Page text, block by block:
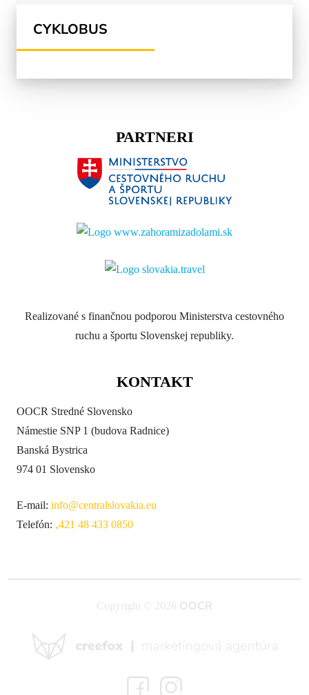
CYKLOBUS
PARTNERI
Realizované s finančnou podporou Ministerstva cestovného
ruchu a športu Slovenskej republiky.
KONTAKT
OOCR Stredné Slovensko
Námestie SNP 1 (budova Radnice)
Banská Bystrica
974 01 Slovensko
E-mail: info@centralslovakia.eu
Telefón: ₊421 48 433 0850
Copyright © 2026 OOCR